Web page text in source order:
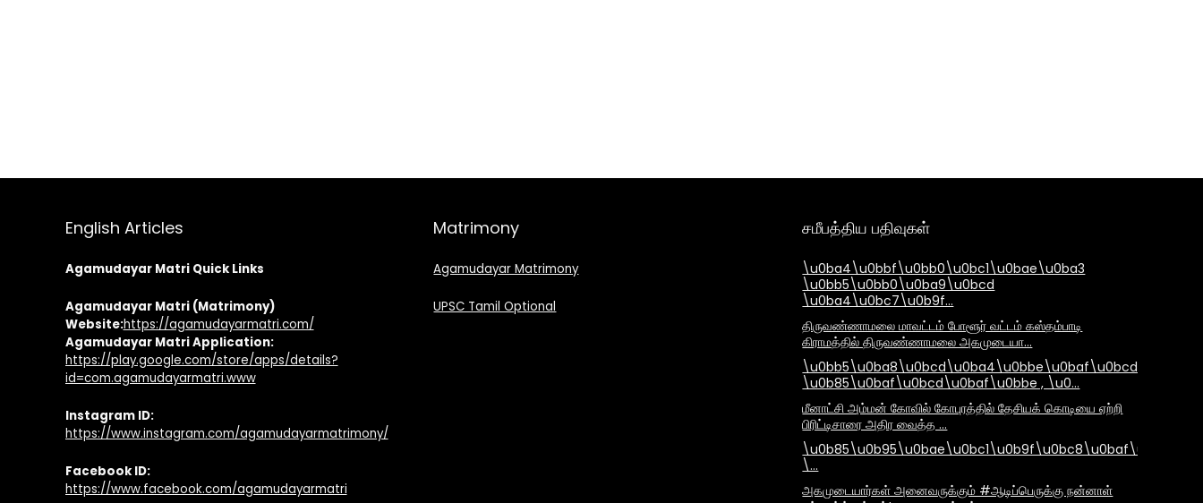
English Articles
Agamudayar Matri Quick Links
Agamudayar Matri (Matrimony)
Website:https://agamudayarmatri.com/
Agamudayar Matri Application:
https://play.google.com/store/apps/details?
id=com.agamudayarmatri.www
Instagram ID:
https://www.instagram.com/agamudayarmatrimony/
Facebook ID:
https://www.facebook.com/agamudayarmatri
Matrimony
Agamudayar Matrimony
UPSC Tamil Optional
சமீபத்திய பதிவுகள்
\u0ba4\u0bbf\u0bb0\u0bc1\u0bae\u0ba3
\u0bb5\u0bb0\u0ba9\u0bcd
\u0ba4\u0bc7\u0b9f…
திருவண்ணாமலை மாவட்டம் போளூர் வட்டம் கஸ்தம்பாடி
கிராமத்தில் திருவண்ணாமலை அகமுடையா…
\u0bb5\u0ba8\u0bcd\u0ba4\u0bbe\u0baf\u0bcd
\u0b85\u0baf\u0bcd\u0baf\u0bbe , \u0…
மீனாட்சி அம்மன் கோவில் கோபுரத்தில் தேசியக் கொடியை ஏற்றி
பிரிட்டிசாரை அதிர வைத்த …
\…
அகமுடையார்கள் அனைவருக்கும் #ஆடிப்பெருக்கு நன்னாள்